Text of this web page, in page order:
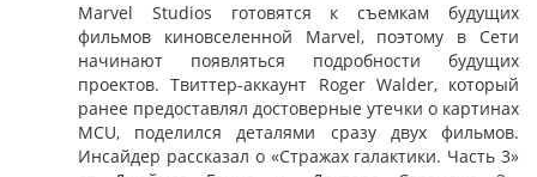
Marvel Studios готовятся к съемкам будущих
фильмов киновселенной Marvel, поэтому в Сети
начинают появляться подробности будущих
проектов. Твиттер-аккаунт Roger Walder, который
ранее предоставлял достоверные утечки о картинах
MCU, поделился деталями сразу двух фильмов.
Инсайдер рассказал о «Стражах галактики. Часть 3»